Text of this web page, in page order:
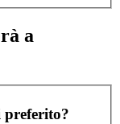
a
preferito?